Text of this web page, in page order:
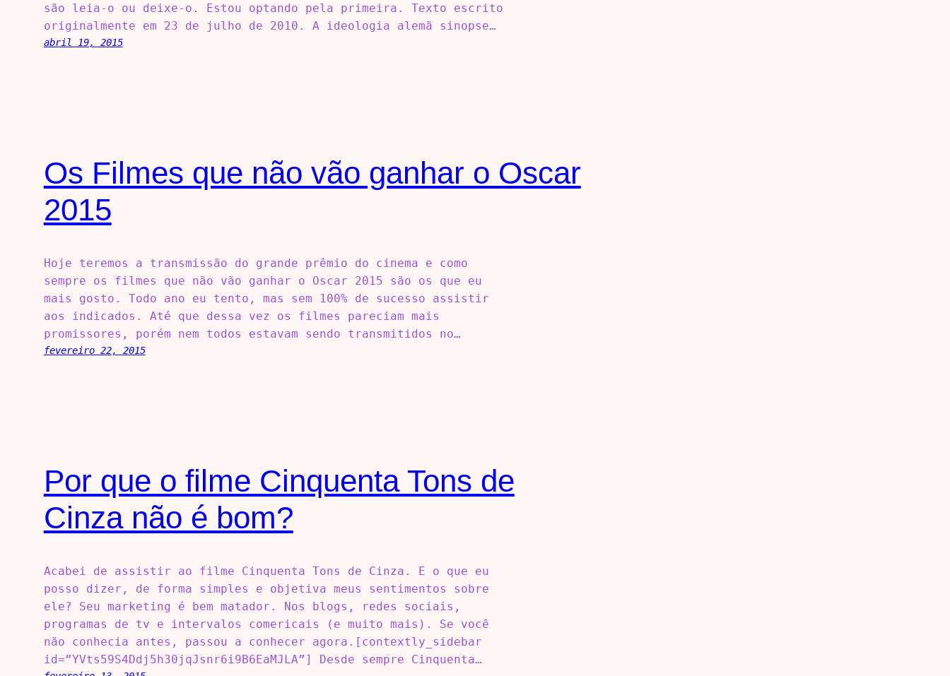
são leia-o ou deixe-o. Estou optando pela primeira. Texto escrito
originalmente em 23 de julho de 2010. A ideologia alemã sinopse…
abril 19, 2015
Os Filmes que não vão ganhar o Oscar
2015
Hoje teremos a transmissão do grande prêmio do cinema e como
sempre os filmes que não vão ganhar o Oscar 2015 são os que eu
mais gosto. Todo ano eu tento, mas sem 100% de sucesso assistir
aos indicados. Até que dessa vez os filmes pareciam mais
promissores, porém nem todos estavam sendo transmitidos no…
fevereiro 22, 2015
Por que o filme Cinquenta Tons de
Cinza não é bom?
Acabei de assistir ao filme Cinquenta Tons de Cinza. E o que eu
posso dizer, de forma simples e objetiva meus sentimentos sobre
ele? Seu marketing é bem matador. Nos blogs, redes sociais,
programas de tv e intervalos comericais (e muito mais). Se você
não conhecia antes, passou a conhecer agora.[contextly_sidebar
id=”YVts59S4Ddj5h30jqJsnr6i9B6EaMJLA”] Desde sempre Cinquenta…